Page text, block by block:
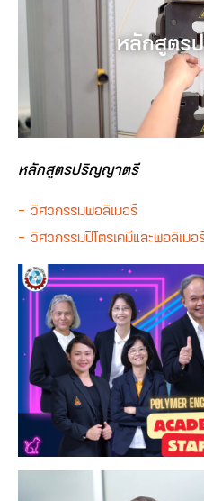
หลักสูตร
หลักสูตรปริญญาตรี
– วิศวกรรมพอลิเมอร์
– วิศวกรรมปิโตรเคมีและพอลิเม